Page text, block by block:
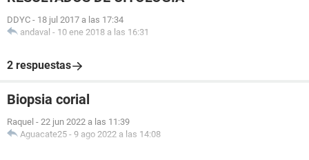
DDYC - 18 jul 2017 a las 17:34
andaval - 10 ene 2018 a las 16:31
2 respuestas
Biopsia corial
Raquel - 22 jun 2022 a las 11:39
Aguacate25 - 9 ago 2022 a las 14:08